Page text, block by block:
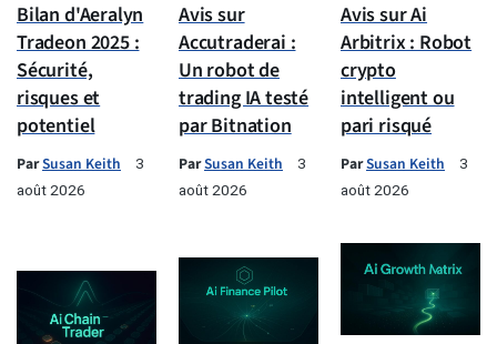
Bilan d'Aeralyn
Tradeon 2025 :
Sécurité,
risques et
potentiel
ParSusan Keith
3
août 2026
Avis sur
Accutraderai :
Un robot de
trading IA testé
par Bitnation
ParSusan Keith
3
août 2026
Avis sur Ai
Arbitrix : Robot
crypto
intelligent ou
pari risqué
ParSusan Keith
3
août 2026